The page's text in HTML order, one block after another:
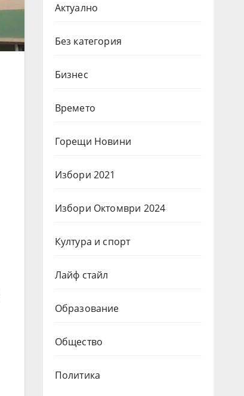
Актуално
Без категория
Бизнес
Времето
Горещи Новини
Избори 2021
Избори Октомври 2024
Култура и спорт
Лайф стайл
Образование
Общество
Политика